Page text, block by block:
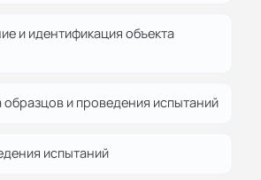
и идентификация объекта
образцов и проведения испытаний
испытаний